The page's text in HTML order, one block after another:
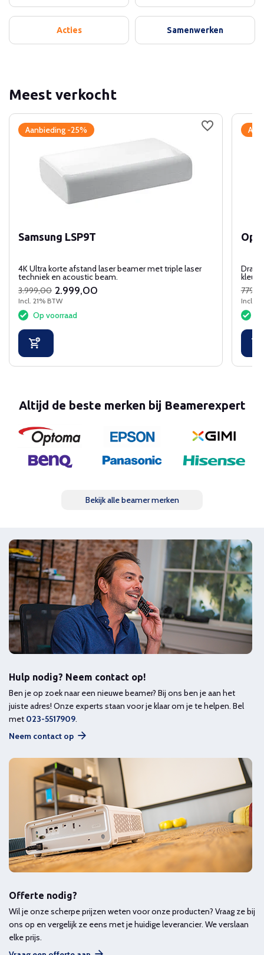
Acties Samenwerken
Meest verkocht
Aanbieding -25%
Samsung LSP9T
4K Ultra korte afstand laser beamer met triple laser
techniek en acoustic beam.
3.999,00 2.999,00
Incl. 21% BTW
Op voorraad
Incl.
Altijd de beste merken bij Beamerexpert
Bekijk alle beamer merken
Hulp nodig? Neem contact op!
Ben je op zoek naar een nieuwe beamer? Bij ons ben je aan het
juiste adres! Onze experts staan voor je klaar om je te helpen. Bel
met 023-5517909.
Neem contact op
Offerte nodig?
Wil je onze scherpe prijzen weten voor onze producten? Vraag ze bij
ons op en vergelijk ze eens met je huidige leverancier. We verslaan
elke prijs.